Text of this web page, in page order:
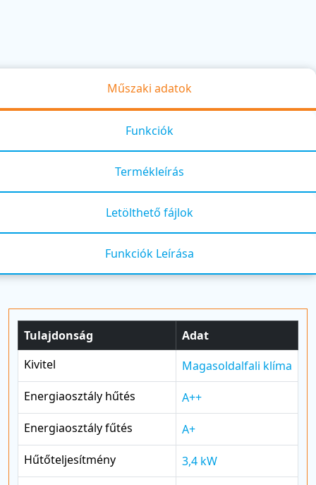
Műszaki adatok
Funkciók
Termékleírás
Letölthető fájlok
Funkciók Leírása
Tulajdonság
Adat
Kivitel
Magasoldalfali klíma
Energiaosztály hűtés
A++
Energiaosztály fűtés
A+
Hűtőteljesítmény
3,4 kW